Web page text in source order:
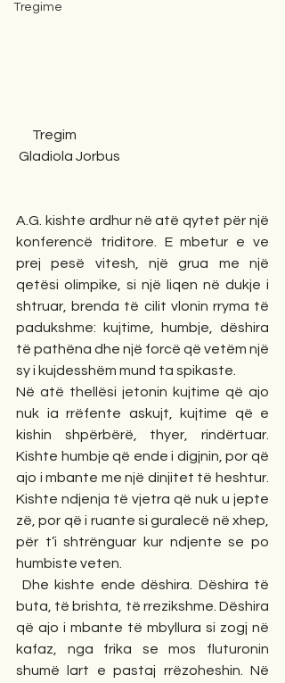
Tregime
Tregim
Gladiola Jorbus
A.G. kishte ardhur në atë qytet për një
konferencë triditore. E mbetur e ve
prej pesë vitesh, një grua me një
qetësi olimpike, si një liqen në dukje i
shtruar, brenda të cilit vlonin rryma të
padukshme: kujtime, humbje, dëshira
të pathëna dhe një forcë që vetëm një
sy i kujdesshëm mund ta spikaste.
Në atë thellësi jetonin kujtime që ajo
nuk ia rrëfente askujt, kujtime që e
kishin shpërbërë, thyer, rindërtuar.
Kishte humbje që ende i digjnin, por që
ajo i mbante me një dinjitet të heshtur.
Kishte ndjenja të vjetra që nuk u jepte
zë, por që i ruante si guralecë në xhep,
për t’i shtrënguar kur ndjente se po
humbiste veten.
Dhe kishte ende dëshira. Dëshira të
buta, të brishta, të rrezikshme. Dëshira
që ajo i mbante të mbyllura si zogj në
kafaz, nga frika se mos fluturonin
shumë lart e pastaj rrëzoheshin. Në